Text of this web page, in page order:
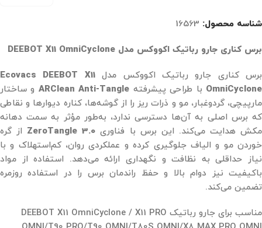
شناسه محصول: 16563
برس کناری جارو رباتیک اکووکس مدل DEEBOT X11 OmniCyclone
برس کناری جارو رباتیک اکووکس مدلEcovacs DEEBOT X11
OmniCyclone با طراحی پیشرفته ARClean Anti-Tangle و ساختار
مارپیچی، گردوغبار، مو و ذرات ریز را از گوشه‌ها، کناره دیوارها و نقاطی
که برس اصلی به آن‌ها دسترسی ندارد، به‌طور مؤثر به سمت دهانه
مکش هدایت می‌کند. این برس با فناوری ZeroTangle 3.0 از گره
خوردن مو و الیاف جلوگیری کرده و عملکردی روان، کم‌استهلاک و با
نیاز حداقلی به نظافت و نگهداری ارائه می‌دهد. استفاده از مواد
باکیفیت نیز دوام بالا و حفظ راندمان برس را در استفاده روزمره
تضمین می‌کند.
مناسب برای جارو رباتیک DEEBOT X11 OmniCyclone / X11 PRO